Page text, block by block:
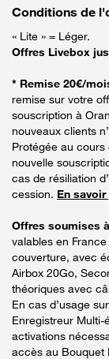
Conditions de
« Lite » = Léger.
Offres Livebox
* Remise 20€/
remise sur votre
souscription à
nouveaux clients
Protégée au
nouvelle
cas de résiliation
cession. En savoir
Offres soumises
valables en
couverture, avec
Airbox 20Go,
théoriques avec
En cas d’usage
Enregistreur Multi-
activations
accès au Bouquet